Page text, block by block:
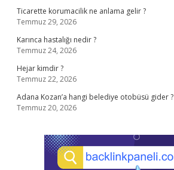
Ticarette korumacilik ne anlama gelir ?
Temmuz 29, 2026
Karınca hastalığı nedir ?
Temmuz 24, 2026
Hejar kimdir ?
Temmuz 22, 2026
Adana Kozan’a hangi belediye otobüsü gider ?
Temmuz 20, 2026